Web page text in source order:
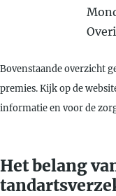
Bovenstaande overzicht
premies. Kijk op de
informatie en voor de
Het belang